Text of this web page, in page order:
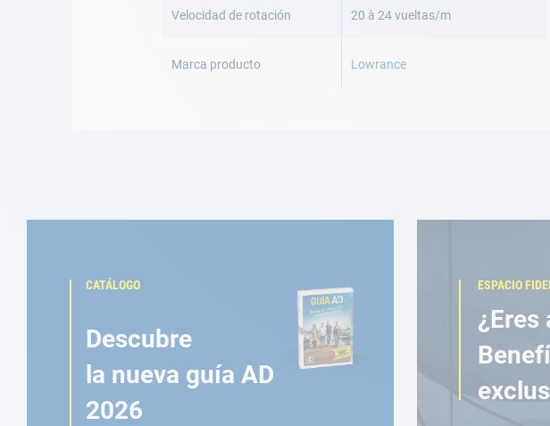
Velocidad de rotación 20 à 24 vueltas/m
Marca producto Lowrance
CATÁLOGO
Descubre
la nueva guía AD
2026
ESPACIO
¿Eres